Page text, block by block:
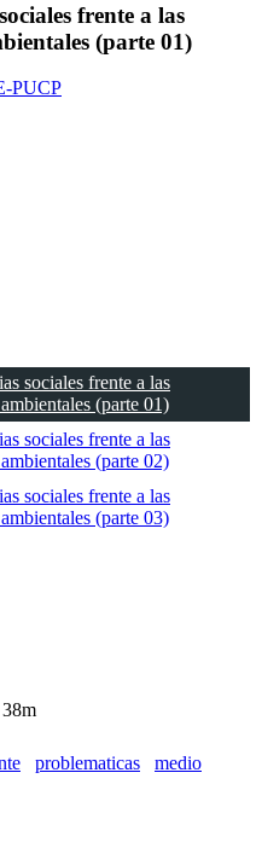
frente a las
(parte 01)
PUCP
sociales frente a las
(parte 01)
sociales frente a las
(parte 02)
sociales frente a las
(parte 03)
problematicas
medio